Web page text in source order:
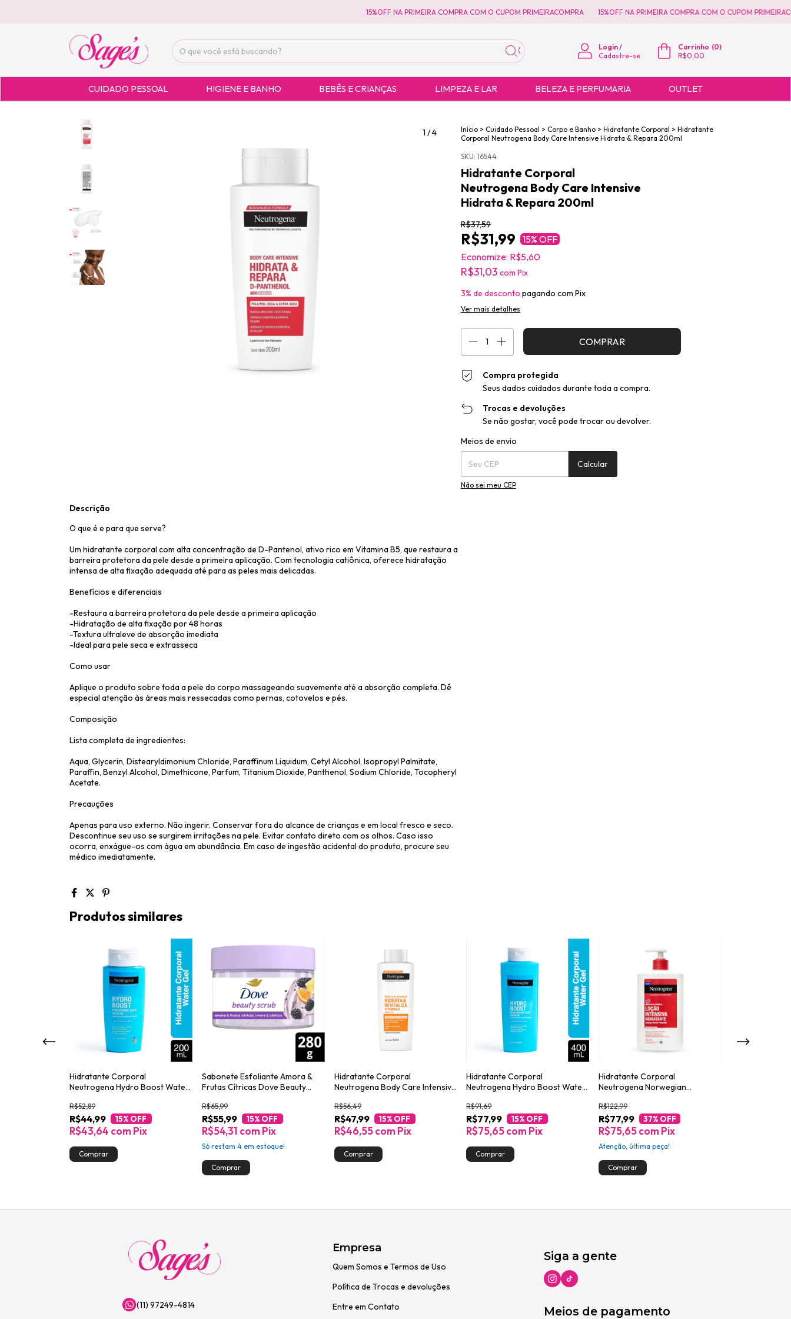
15%OFF NA PRIMEIRA COMPRA COM O CUPOM PRIMEIRACOMPRA 15%OFF NA PRIMEIRA COMPRA COM O CUPOM
Login /
Cadastre-se
Carrinho (0)
R$0,00
CUIDADO PESSOAL HIGIENE E BANHO BEBÊS E CRIANÇAS LIMPEZA E LAR BELEZA E PERFUMARIA OUTLET
1 /4 Início > Cuidado Pessoal > Corpo e Banho > Hidratante Corporal > Hidratante
Corporal Neutrogena Body Care Intensive Hidrata & Repara 200ml
SKU: 16544
Hidratante Corporal
Neutrogena Body Care Intensive
Hidrata & Repara 200ml
R$37,59
R$31,99 15% OFF
Economize: R$5,60
R$31,03 com Pix
3% de desconto pagando com Pix
Ver mais detalhes
Compra protegida
Seus dados cuidados durante toda a compra.
Trocas e devoluções
Se não gostar, você pode trocar ou devolver.
Entregas para o CEP:
Meios de envio
Calcular
Não sei meu CEP
Descrição
O que é e para que serve?
Um hidratante corporal com alta concentração de D-Pantenol, ativo rico em Vitamina B5, que restaura a
barreira protetora da pele desde a primeira aplicação. Com tecnologia catiônica, oferece hidratação
intensa de alta fixação adequada até para as peles mais delicadas.
Benefícios e diferenciais
-Restaura a barreira protetora da pele desde a primeira aplicação
-Hidratação de alta fixação por 48 horas
-Textura ultraleve de absorção imediata
-Ideal para pele seca e extrasseca
Como usar
Aplique o produto sobre toda a pele do corpo massageando suavemente até a absorção completa. Dê
especial atenção às áreas mais ressecadas como pernas, cotovelos e pés.
Composição
Lista completa de ingredientes:
Aqua, Glycerin, Distearyldimonium Chloride, Paraffinum Liquidum, Cetyl Alcohol, Isopropyl Palmitate,
Paraffin, Benzyl Alcohol, Dimethicone, Parfum, Titanium Dioxide, Panthenol, Sodium Chloride, Tocopheryl
Acetate.
Precauções
Apenas para uso externo. Não ingerir. Conservar fora do alcance de crianças e em local fresco e seco.
Descontinue seu uso se surgirem irritações na pele. Evitar contato direto com os olhos. Caso isso
ocorra, enxágue-os com água em abundância. Em caso de ingestão acidental do produto, procure seu
médico imediatamente.
Produtos similares
Hidratante Corporal
Neutrogena Hydro Boost Water
R$44,99
R$52,89
15% OFF
R$43,64 com Pix
Sabonete Esfoliante Amora &
Frutas Cítricas Dove Beauty
R$55,99
R$65,99
15% OFF
R$54,31 com Pix
Só restam 4em estoque!
Hidratante Corporal
Neutrogena Body Care Intensive
R$47,99
R$56,49
15% OFF
R$46,55com Pix
Hidratante Corporal
Neutrogena Hydro Boost Water
R$77,99
R$91,69
15% OFF
R$75,65com Pix
Hidratante Corporal
Neutrogena Norwegian
R$77,99
R$122,99
37% OFF
R$75,65com Pix
Atenção, última peça!
(11) 97249-4814
Empresa
Quem Somos e Termos de Uso
Política de Trocas e devoluções
Entre em Contato
Siga a gente
Meios de pagamento